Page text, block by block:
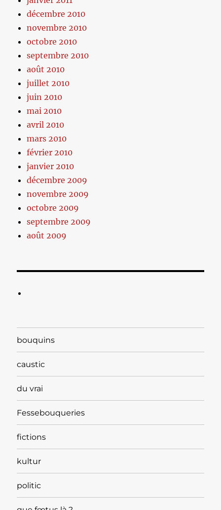
décembre 2010
novembre 2010
octobre 2010
septembre 2010
août 2010
juillet 2010
juin 2010
mai 2010
avril 2010
mars 2010
février 2010
janvier 2010
décembre 2009
novembre 2009
octobre 2009
septembre 2009
août 2009
bouquins
caustic
du vrai
Fessebouqueries
fictions
kultur
politic